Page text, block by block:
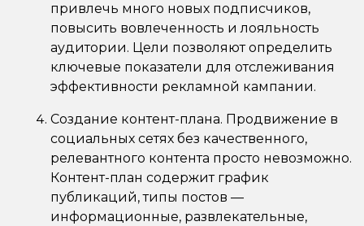
привлечь много новых подписчиков,
повысить вовлеченность и лояльность
аудитории. Цели позволяют определить
ключевые показатели для отслеживания
эффективности рекламной кампании.
Создание контент-плана. Продвижение в
социальных сетях без качественного,
релевантного контента просто невозможно.
Контент-план содержит график
публикаций, типы постов —
информационные, развлекательные,